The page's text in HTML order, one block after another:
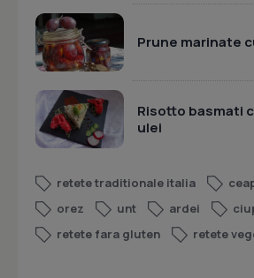
Prune marinate
Risotto basmati
ulei
retete traditionale italia
orez
unt ardei
retete fara gluten
retete